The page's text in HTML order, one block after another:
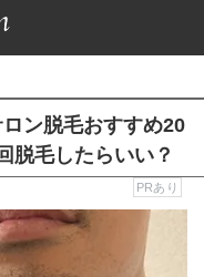
ン脱毛おすすめ20
脱毛したらいい？
PRあり